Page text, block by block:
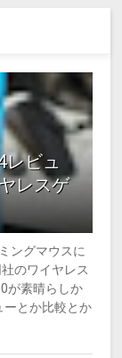
レビュ
レスゲ
ングマウスに
のワイヤレス
が素晴らしか
ーとか比較とか